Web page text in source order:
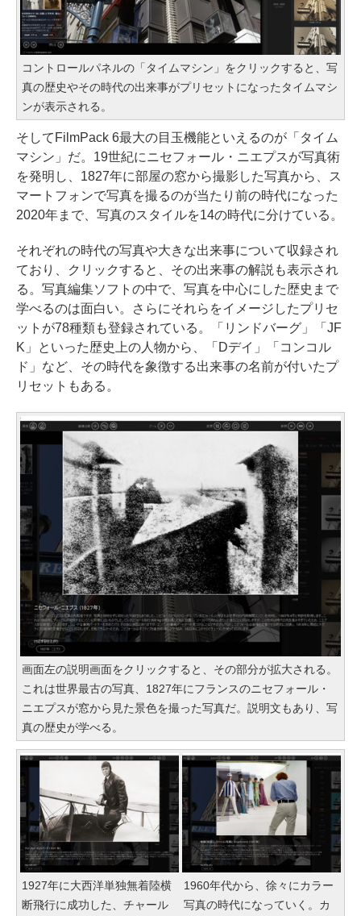
コントロールパネルの「タイムマシン」をクリックすると、写
真の歴史やその時代の出来事がプリセットになったタイムマシ
ンが表示される。
そしてFilmPack 6最大の目玉機能といえるのが「タイム
マシン」だ。19世紀にニセフォール・ニエプスが写真術
を発明し、1827年に部屋の窓から撮影した写真から、ス
マートフォンで写真を撮るのが当たり前の時代になった
2020年まで、写真のスタイルを14の時代に分けている。
それぞれの時代の写真や大きな出来事について収録され
ており、クリックすると、その出来事の解説も表示され
る。写真編集ソフトの中で、写真を中心にした歴史まで
学べるのは面白い。さらにそれらをイメージしたプリセ
ットが78種類も登録されている。「リンドバーグ」「JF
K」といった歴史上の人物から、「Dデイ」「コンコル
ド」など、その時代を象徴する出来事の名前が付いたプ
リセットもある。
画面左の説明画面をクリックすると、その部分が拡大される。
これは世界最古の写真、1827年にフランスのニセフォール・
ニエプスが窓から見た景色を撮った写真だ。説明文もあり、写
真の歴史が学べる。
1927年に大西洋単独無着陸横
断飛行に成功した、チャール
1960年代から、徐々にカラー
写真の時代になっていく。カ